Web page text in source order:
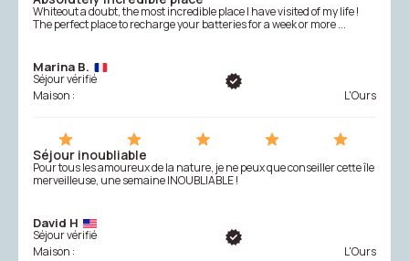
Whiteout a doubt, the most incredible place I have visited of my life !
The perfect place to recharge your batteries for a week or more ...
Marina B.
Séjour vérifié
Maison :
L'Ours
Séjour inoubliable
Pour tous les amoureux de la nature, je ne peux que conseiller cette île
merveilleuse, une semaine INOUBLIABLE !
David H
Séjour vérifié
Maison :
L'Ours